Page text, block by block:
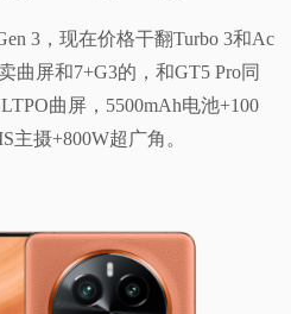
3，现在价格干翻Turbo 3和Ac
曲屏和7+G3的，和GT5 Pro同
曲屏，5500mAh电池+100
主摄+800W超广角。